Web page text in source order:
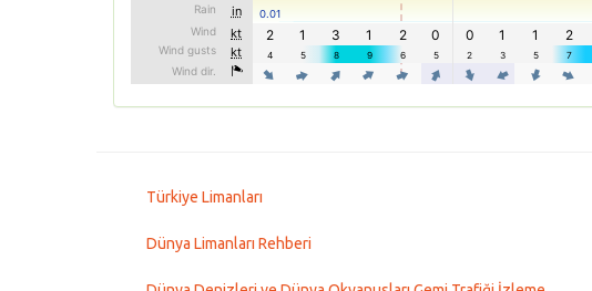
Türkiye Limanları
Dünya Limanları Rehberi